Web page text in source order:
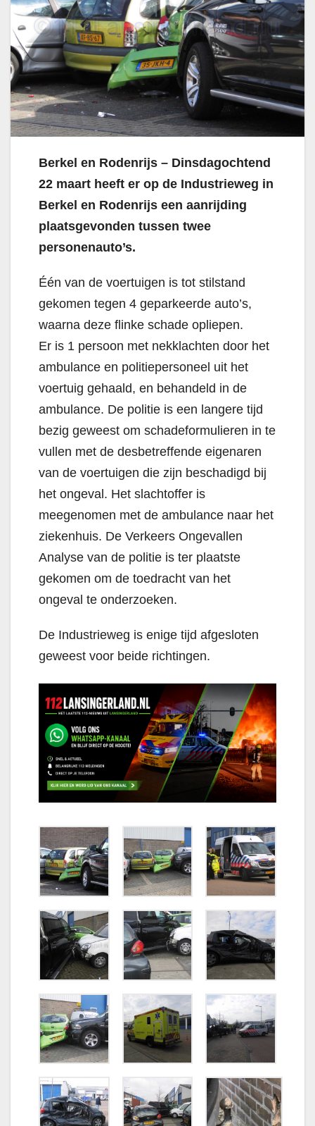
Berkel en Rodenrijs – Dinsdagochtend
22 maart heeft er op de Industrieweg in
Berkel en Rodenrijs een aanrijding
plaatsgevonden tussen twee
personenauto’s.
Één van de voertuigen is tot stilstand
gekomen tegen 4 geparkeerde auto’s,
waarna deze flinke schade opliepen.
Er is 1 persoon met nekklachten door het
ambulance en politiepersoneel uit het
voertuig gehaald, en behandeld in de
ambulance. De politie is een langere tijd
bezig geweest om schadeformulieren in te
vullen met de desbetreffende eigenaren
van de voertuigen die zijn beschadigd bij
het ongeval. Het slachtoffer is
meegenomen met de ambulance naar het
ziekenhuis. De Verkeers Ongevallen
Analyse van de politie is ter plaatste
gekomen om de toedracht van het
ongeval te onderzoeken.
De Industrieweg is enige tijd afgesloten
geweest voor beide richtingen.